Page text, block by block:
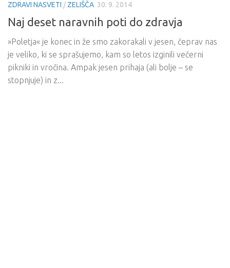
ZDRAVI NASVETI /ZELIŠČA 30. 9. 2014
Naj deset naravnih poti do zdravja
»Poletja« je konec in že smo zakorakali v jesen, čeprav nas
je veliko, ki se sprašujemo, kam so letos izginili večerni
pikniki in vročina. Ampak jesen prihaja (ali bolje – se
stopnjuje) in z...